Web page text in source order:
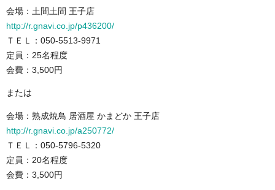
会場：土間土間 王子店
http://r.gnavi.co.jp/p436200/
ＴＥＬ：050-5513-9971
定員：25名程度
会費：3,500円
または
会場：熟成焼鳥 居酒屋 かまどか 王子店
http://r.gnavi.co.jp/a250772/
ＴＥＬ：050-5796-5320
定員：20名程度
会費：3,500円